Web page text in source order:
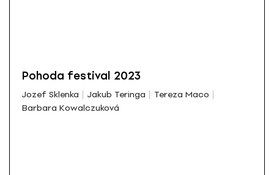
Pohoda festival 2023
Jozef Sklenka Jakub Teringa
Tereza Maco
Barbara Kowalczuková